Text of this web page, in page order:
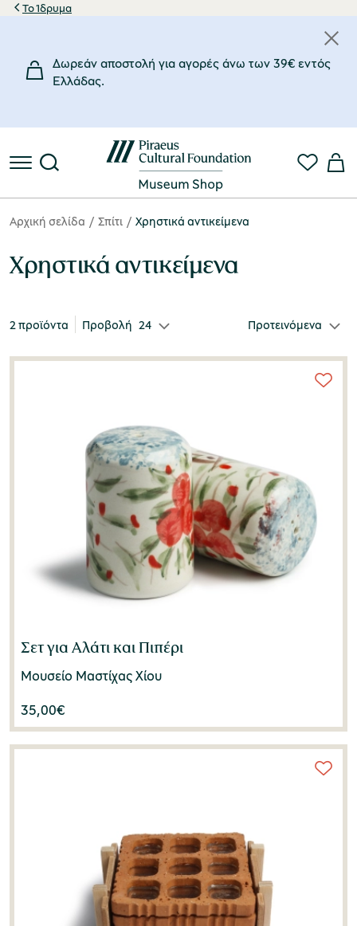
Το Ίδρυμα
Δωρεάν αποστολή για αγορές άνω των 39€ εντός
Eλλάδας.
Αρχική σελίδα Σπίτι Χρηστικά αντικείμενα
Χρηστικά αντικείμενα
€
Πηλός (2)
Μουσείο Μαστίχας Χίου
Κανελλοπούλου Ελένη
2 προϊόντα Προβολή 24 Προτεινόμενα
Σετ για Αλάτι και Πιπέρι
Μουσείο Μαστίχας Χίου
35,00€